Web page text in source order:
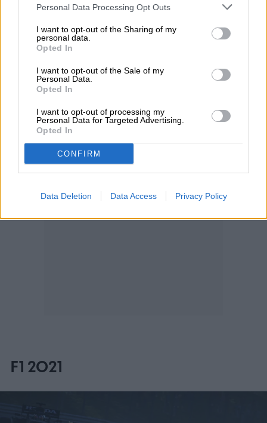
Personal Data Processing Opt Outs
I want to opt-out of the Sharing of my
personal data.
Opted In
I want to opt-out of the Sale of my
Personal Data.
Opted In
I want to opt-out of processing my
Personal Data for Targeted Advertising.
Opted In
CONFIRM
Data Deletion Data Access Privacy Policy
F1 2021